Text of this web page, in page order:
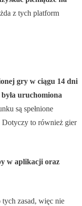
z tych platform
gry w ciągu 14 dni
uruchomiona
są spełnione
to również gier
w aplikacji oraz
zasad, więc nie